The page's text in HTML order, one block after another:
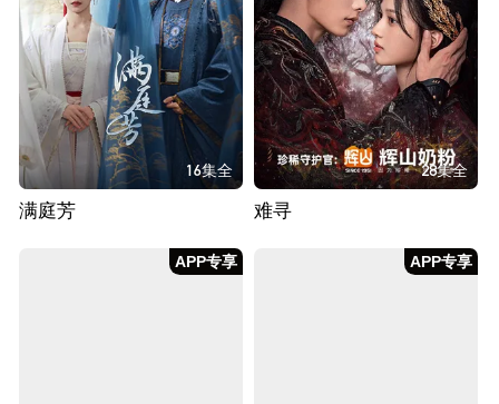
16集全
满庭芳
28集全
难寻
APP专享 APP专享